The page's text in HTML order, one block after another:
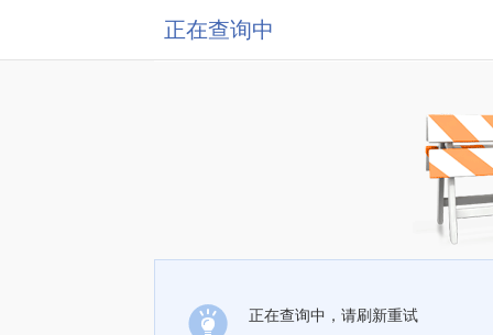
正在查询中
正在查询中，请刷新重试